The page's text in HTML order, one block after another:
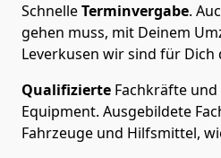
SchnelleTerminvergabe.
gehen muss, mit Deinem
Leverkusen wir sind für Dich
Qualifizierte Fachkräfte
Equipment. Ausgebildete
Fahrzeuge und Hilfsmittel,